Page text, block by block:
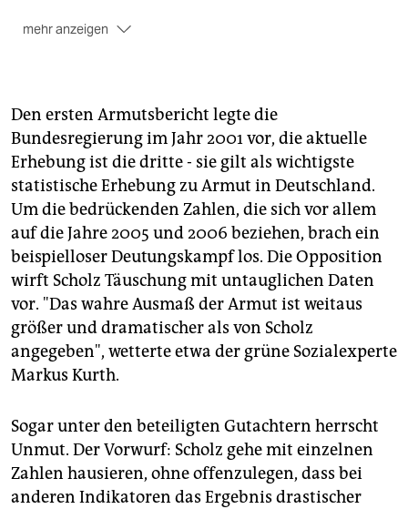
mehr anzeigen
Den ersten Armutsbericht legte die
Bundesregierung im Jahr 2001 vor, die aktuelle
Erhebung ist die dritte - sie gilt als wichtigste
statistische Erhebung zu Armut in Deutschland.
Um die bedrückenden Zahlen, die sich vor allem
auf die Jahre 2005 und 2006 beziehen, brach ein
beispielloser Deutungskampf los. Die Opposition
wirft Scholz Täuschung mit untauglichen Daten
vor. "Das wahre Ausmaß der Armut ist weitaus
größer und dramatischer als von Scholz
angegeben", wetterte etwa der grüne Sozialexperte
Markus Kurth.
Sogar unter den beteiligten Gutachtern herrscht
Unmut. Der Vorwurf: Scholz gehe mit einzelnen
Zahlen hausieren, ohne offenzulegen, dass bei
anderen Indikatoren das Ergebnis drastischer